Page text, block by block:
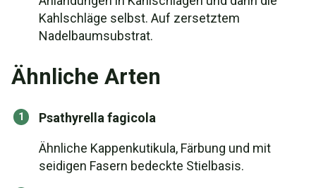
Kahlschläge selbst. Auf zersetztem
Nadelbaumsubstrat.
Ähnliche Arten
Psathyrella fagicola
Ähnliche Kappenkutikula, Färbung und mit
seidigen Fasern bedeckte Stielbasis.